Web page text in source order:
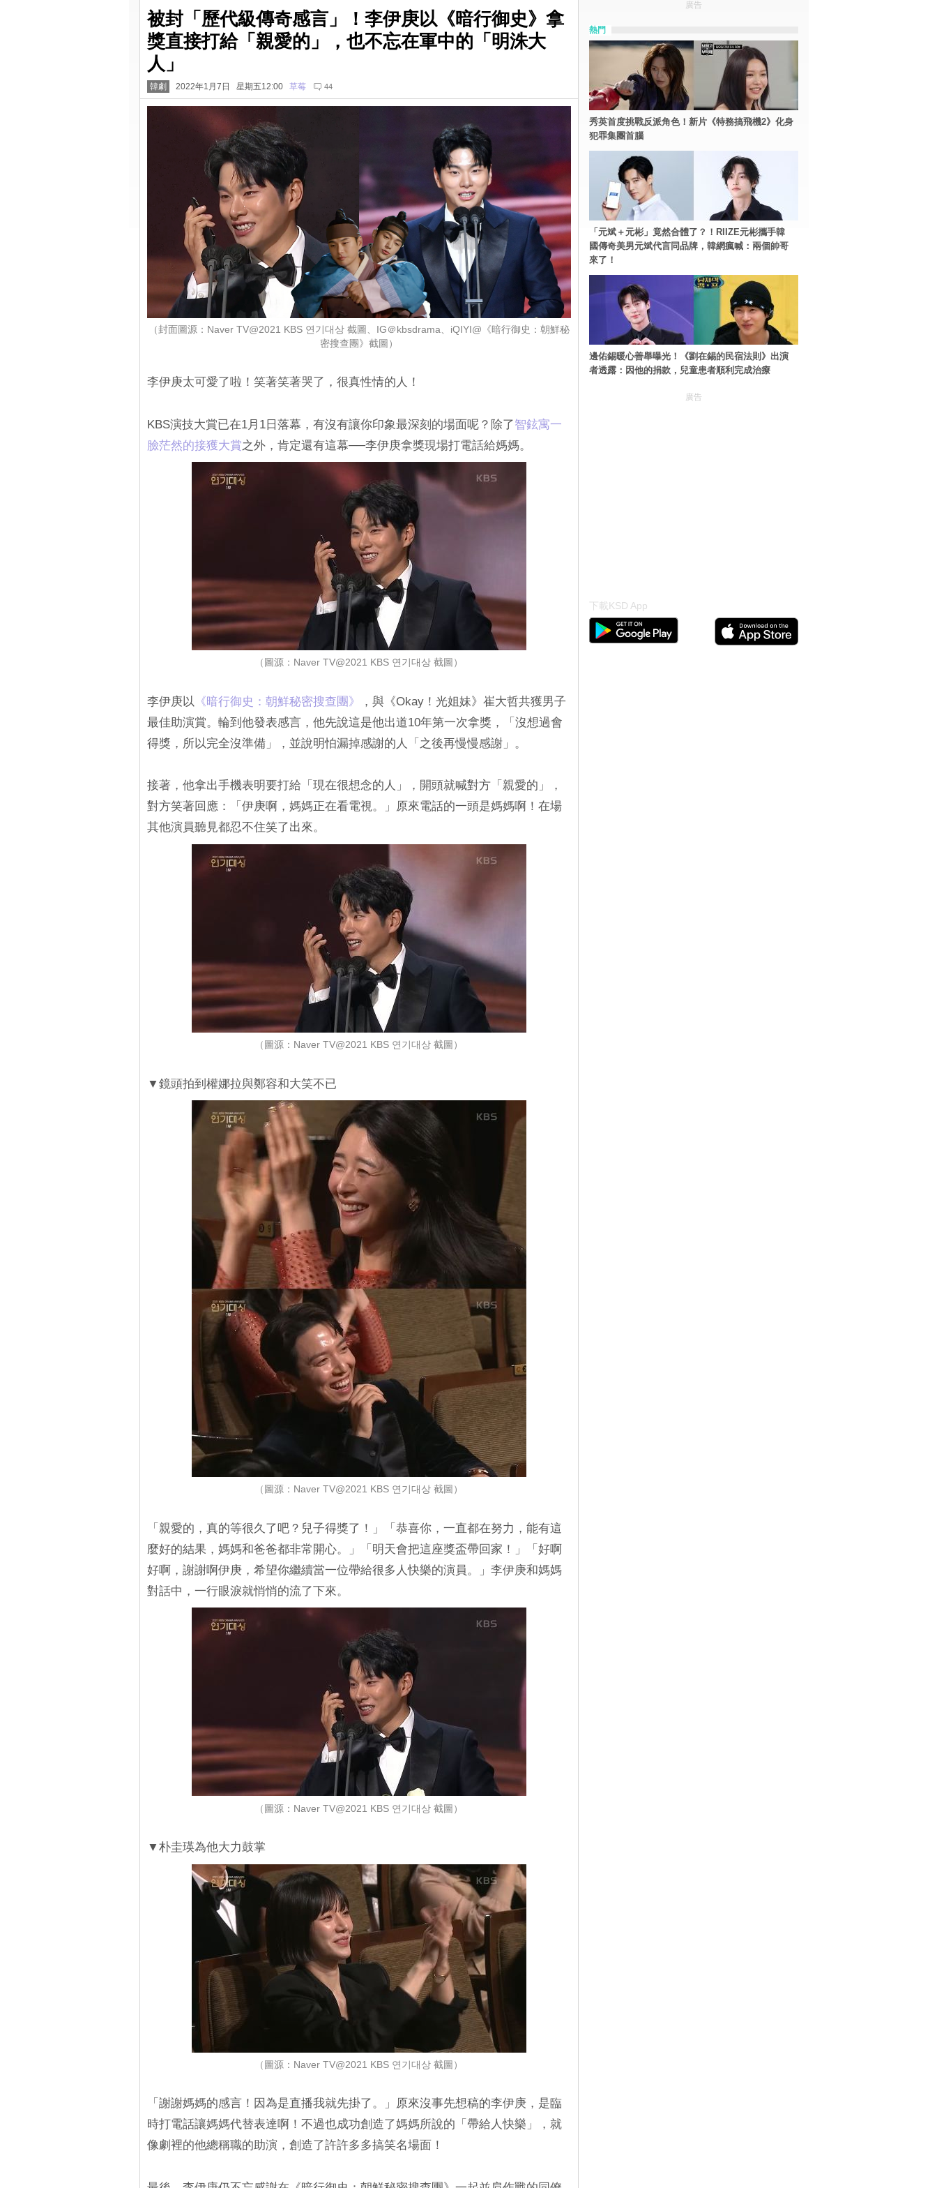
被封「歷代級傳奇感言」！李伊庚以《暗行御史》拿
獎直接打給「親愛的」，也不忘在軍中的「明洙大
人」
韓劇 2022年1月7日 星期五12:00 草莓 44
（封面圖源：Naver TV@2021 KBS 연기대상 截圖、IG＠kbsdrama、iQIYI@《暗行御史：朝鮮秘
密搜查團》截圖）
李伊庚太可愛了啦！笑著笑著哭了，很真性情的人！
KBS演技大賞已在1月1日落幕，有沒有讓你印象最深刻的場面呢？除了‎智鉉寓一
臉茫然的接獲大賞之外，肯定還有這幕──李伊庚拿獎現場打電話給媽媽。
（圖源：Naver TV@2021 KBS 연기대상 截圖）
李伊庚以 《暗行御史：朝鮮秘密搜查團》‎
，與《Okay！光姐妹》崔大哲共獲男子
最佳助演賞。輪到他發表感言，他先說這是他出道10年第一次拿獎，「沒想過會
得獎，所以完全沒準備」，並說明怕漏掉感謝的人「之後再慢慢感謝」。
接著，他拿出手機表明要打給「現在很想念的人」，開頭就喊對方「親愛的」，
對方笑著回應：「伊庚啊，媽媽正在看電視。」原來電話的一頭是媽媽啊！在場
其他演員聽見都忍不住笑了出來。
（圖源：Naver TV@2021 KBS 연기대상 截圖）
▼鏡頭拍到權娜拉與鄭容和大笑不已
（圖源：Naver TV@2021 KBS 연기대상 截圖）
「親愛的，真的等很久了吧？兒子得獎了！」「恭喜你，一直都在努力，能有這
麼好的結果，媽媽和爸爸都非常開心。」「明天會把這座獎盃帶回家！」「好啊
好啊，謝謝啊伊庚，希望你繼續當一位帶給很多人快樂的演員。」李伊庚和媽媽
對話中，一行眼淚就悄悄的流了下來。
（圖源：Naver TV@2021 KBS 연기대상 截圖）
▼朴圭瑛為他大力鼓掌
（圖源：Naver TV@2021 KBS 연기대상 截圖）
「謝謝媽媽的感言！因為是直播我就先掛了。」原來沒事先想稿的李伊庚，是臨
時打電話讓媽媽代替表達啊！不過也成功創造了媽媽所說的「帶給人快樂」，就
像劇裡的他總稱職的助演，創造了許許多多搞笑名場面！
廣告
熱門
秀英首度挑戰反派角色！新片《特務搞飛機2》化身
犯罪集團首腦
「元斌＋元彬」竟然合體了？！RIIZE元彬攜手韓
國傳奇美男元斌代言同品牌，韓網瘋喊：兩個帥哥
來了！
邊佑錫暖心善舉曝光！《劉在錫的民宿法則》出演
者透露：因他的捐款，兒童患者順利完成治療
廣告
下載KSD App